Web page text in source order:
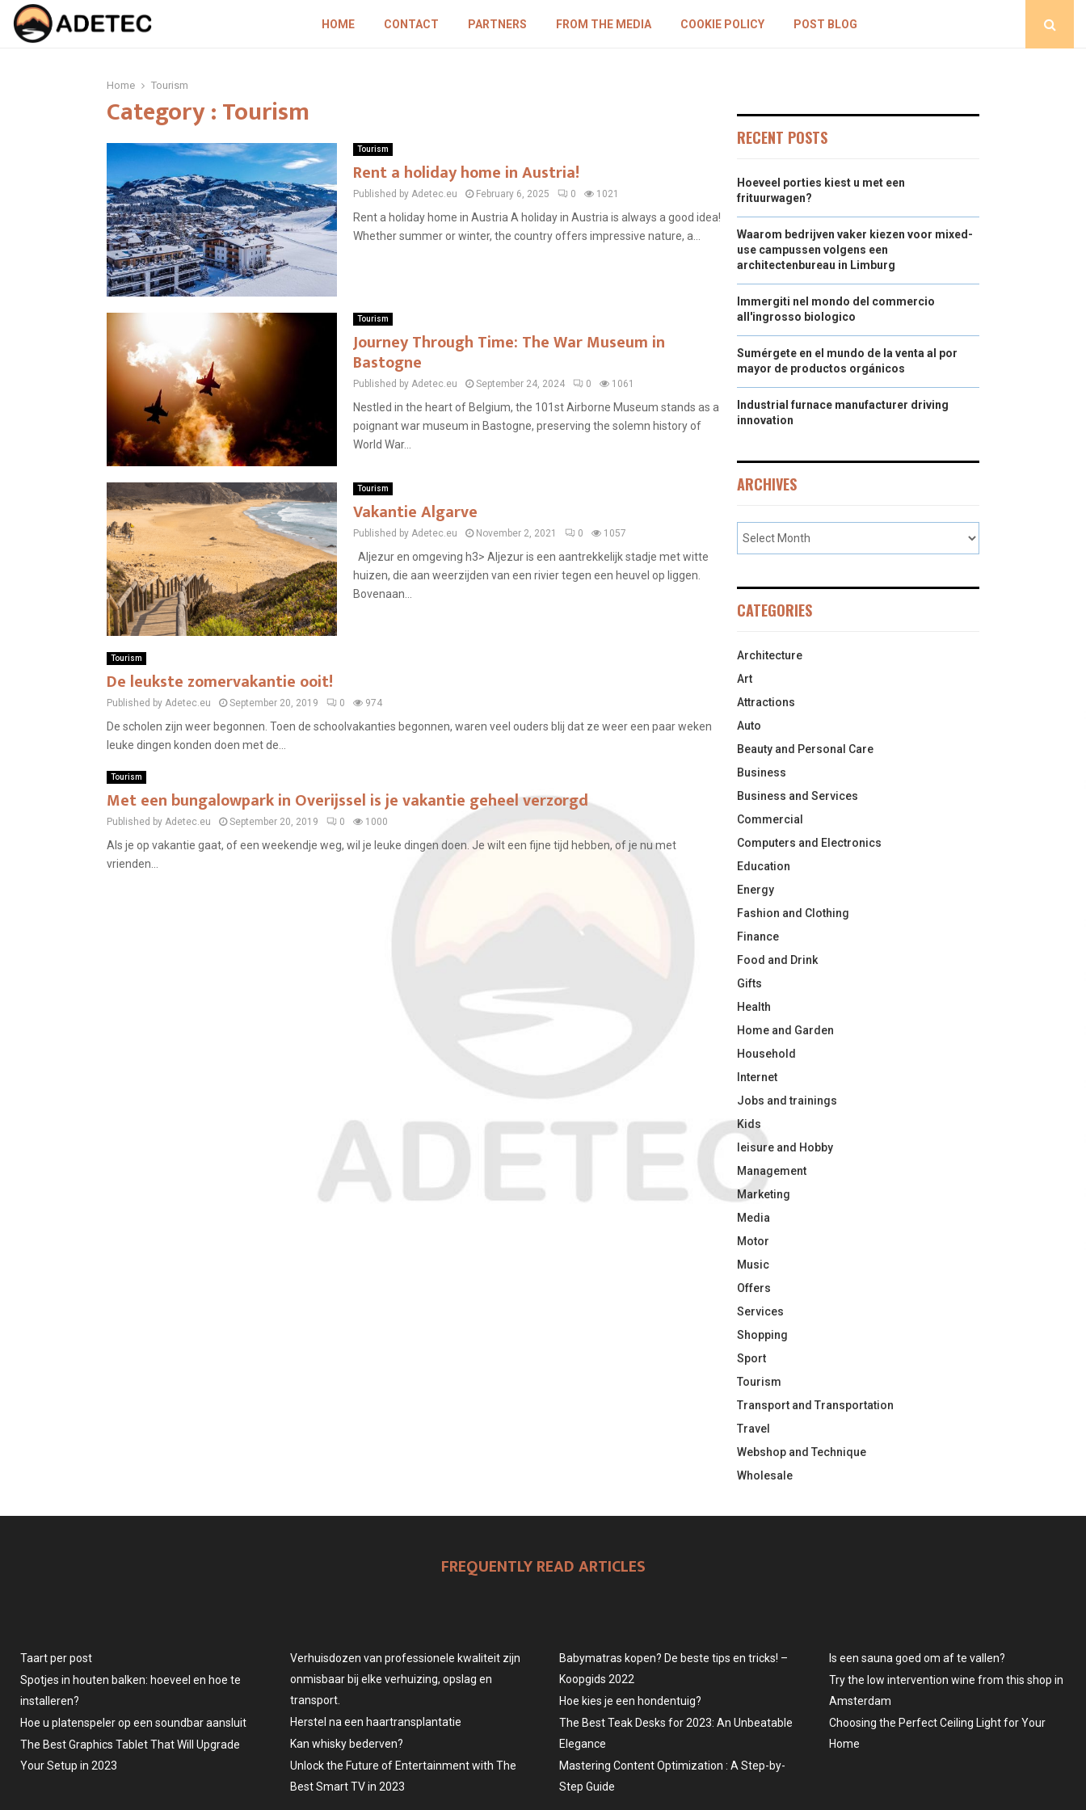
HOME CONTACT PARTNERS FROM THE MEDIA COOKIE POLICY POST BLOG
Home Tourism
Category : Tourism
Tourism
Rent a holiday home in Austria!
Published by Adetec.eu February 6, 2025 0 1021
Rent a holiday home in Austria A holiday in Austria is always a good idea!
Whether summer or winter, the country offers impressive nature, a...
Tourism
Journey Through Time: The War Museum in
Bastogne
Published by Adetec.eu September 24, 2024 0 1061
Nestled in the heart of Belgium, the 101st Airborne Museum stands as a
poignant war museum in Bastogne, preserving the solemn history of
World War...
Tourism
Vakantie Algarve
Published by Adetec.eu November 2, 2021 0 1057
Aljezur en omgeving h3> Aljezur is een aantrekkelijk stadje met witte
huizen, die aan weerzijden van een rivier tegen een heuvel op liggen.
Bovenaan...
Tourism
De leukste zomervakantie ooit!
Published by Adetec.eu September 20, 2019 0 974
De scholen zijn weer begonnen. Toen de schoolvakanties begonnen, waren veel ouders blij dat ze weer een paar weken
leuke dingen konden doen met de...
Tourism
Met een bungalowpark in Overijssel is je vakantie geheel verzorgd
Published by Adetec.eu September 20, 2019 0 1000
Als je op vakantie gaat, of een weekendje weg, wil je leuke dingen doen. Je wilt een fijne tijd hebben, of je nu met
vrienden...
RECENT POSTS
Hoeveel porties kiest u met een
frituurwagen?
Waarom bedrijven vaker kiezen voor mixed-
use campussen volgens een
architectenbureau in Limburg
Immergiti nel mondo del commercio
all'ingrosso biologico
Sumérgete en el mundo de la venta al por
mayor de productos orgánicos
Industrial furnace manufacturer driving
innovation
ARCHIVES
CATEGORIES
Architecture
Art
Attractions
Auto
Beauty and Personal Care
Business
Business and Services
Commercial
Computers and Electronics
Education
Energy
Fashion and Clothing
Finance
Food and Drink
Gifts
Health
Home and Garden
Household
Internet
Jobs and trainings
Kids
leisure and Hobby
Management
Marketing
Media
Motor
Music
Offers
Services
Shopping
Sport
Tourism
Transport and Transportation
Travel
Webshop and Technique
Wholesale
FREQUENTLY READ ARTICLES
Taart per post
Spotjes in houten balken: hoeveel en hoe te
installeren?
Hoe u platenspeler op een soundbar aansluit
The Best Graphics Tablet That Will Upgrade
Your Setup in 2023
Verhuisdozen van professionele kwaliteit zijn
onmisbaar bij elke verhuizing, opslag en
transport.
Herstel na een haartransplantatie
Kan whisky bederven?
Unlock the Future of Entertainment with The
Best Smart TV in 2023
Babymatras kopen? De beste tips en tricks! –
Koopgids 2022
Hoe kies je een hondentuig?
The Best Teak Desks for 2023: An Unbeatable
Elegance
Mastering Content Optimization : A Step-by-
Step Guide
Is een sauna goed om af te vallen?
Try the low intervention wine from this shop in
Amsterdam
Choosing the Perfect Ceiling Light for Your
Home